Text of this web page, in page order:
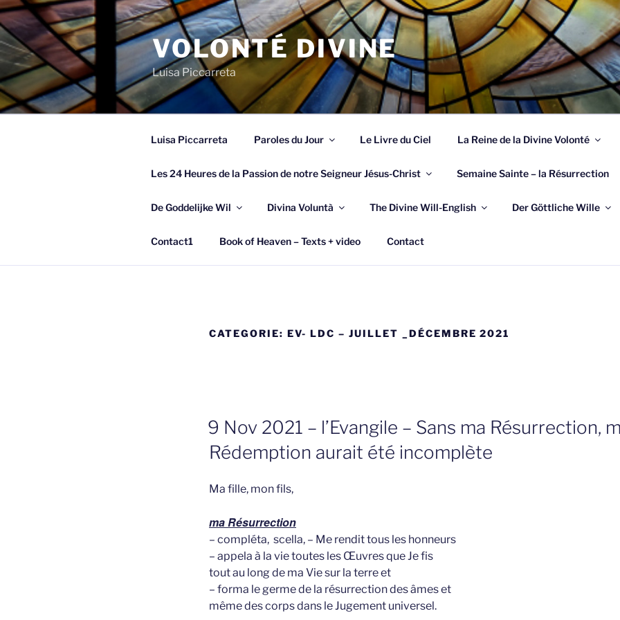
Spring
naar
de
inhoud
VOLONTÉ DIVINE
Luisa Piccarreta
Luisa Piccarreta Paroles du Jour Le Livre du Ciel La Reine de la Divine Volonté
Les 24 Heures de la Passion de notre Seigneur Jésus-Christ Semaine Sainte – la Résurrection
De Goddelijke Wil Divina Voluntà The Divine Will-English Der Göttliche Wille
Contact1 Book of Heaven – Texts + video Contact
CATEGORIE: EV- LDC – JUILLET _DÉCEMBRE 2021
GEPLAATST
OP
9 Nov 2021 – l’Evangile – Sans ma Résurrection,
Rédemption aurait été incomplète
Ma fille, mon fils,
ma Résurrection
– compléta, scella, – Me rendit tous les honneurs
– appela à la vie toutes les Œuvres que Je fis
tout au long de ma Vie sur la terre et
– forma le germe de la résurrection des âmes et
même des corps dans le Jugement universel.